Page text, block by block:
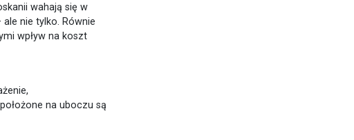
wahają się w
nie tylko. Równie
wpływ na koszt
na uboczu są